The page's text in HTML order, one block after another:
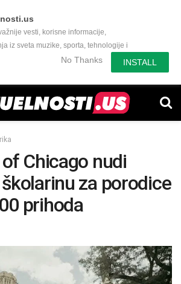
vesti, korisne informacije,
iz sveta muzike, sporta, tehnologije i
toga zanimljivog.No Thanks INSTALL
Chicago nudi
za porodice
prihoda